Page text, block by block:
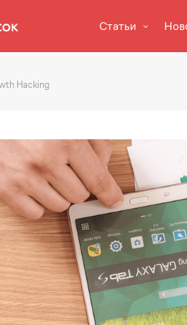
Статьи
Hacking